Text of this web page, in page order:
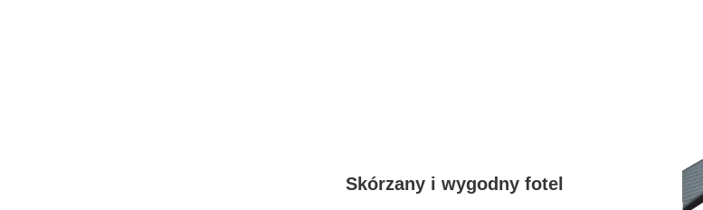
Skórzany i wygodny fotel